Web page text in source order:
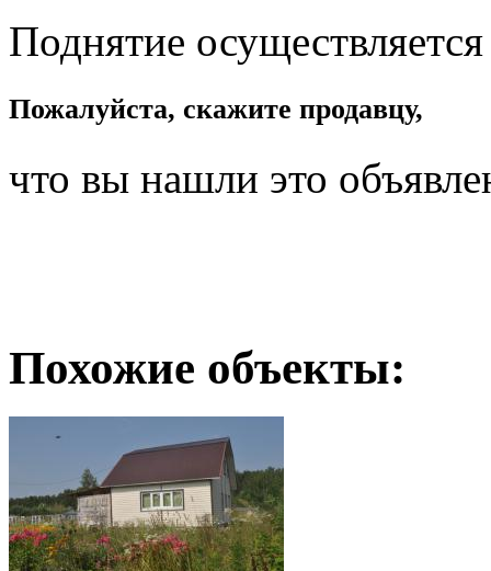
Поднятие
Пожалуйста, скажите продавцу,
что вы нашли это
Похожие объекты: